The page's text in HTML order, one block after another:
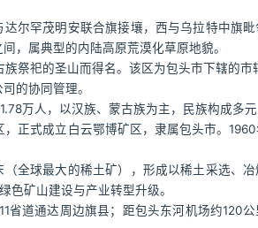
尔罕茂明安联合旗接壤，西与乌拉特中旗毗
，属典型的内陆高原荒漠化草原地貌。
祭祀的圣山而得名。该区为包头市下辖的市
的协同管理。
万人，以汉族、蒙古族为主，民族构成多元
正式成立白云鄂博矿区，隶属包头市。
全球最大的稀土矿），形成以稀土采选、
色矿山建设与产业转型升级。
省道通达周边旗县；距包头东河机场约120